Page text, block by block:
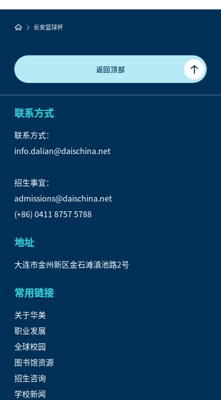
长安篮球杯
返回顶部
联系方式
联系方式：
info.dalian@daischina.net
招生事宜：
admissions@daischina.net
(+86) 0411 8757 5788
地址
大连市金州新区金石滩滇池路2号
常用链接
关于华美
职业发展
全球校园
图书馆资源
招生咨询
学校新闻